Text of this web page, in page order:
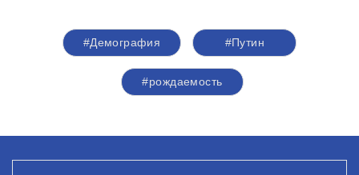
#Демография #Путин
#рождаемость